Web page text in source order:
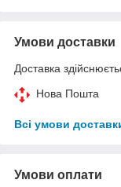
Умови доставки
Доставка
Нова Пошта
Всі умови
Умови оплати